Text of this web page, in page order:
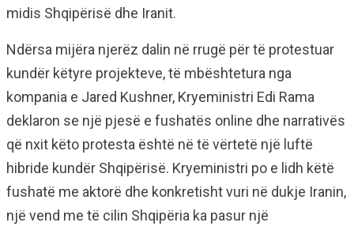
midis Shqipërisë dhe Iranit.
Ndërsa mijëra njerëz dalin në rrugë për të protestuar
kundër këtyre projekteve, të mbështetura nga
kompania e Jared Kushner, Kryeministri Edi Rama
deklaron se një pjesë e fushatës online dhe narrativës
që nxit këto protesta është në të vërtetë një luftë
hibride kundër Shqipërisë. Kryeministri po e lidh këtë
fushatë me aktorë dhe konkretisht vuri në dukje Iranin,
një vend me të cilin Shqipëria ka pasur një